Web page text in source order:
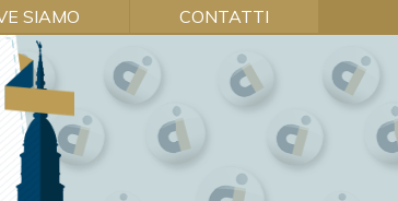
SIAMO CONTATTI